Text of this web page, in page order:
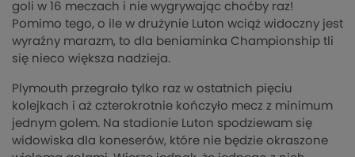
goli w 16 meczach i nie wygrywając choćby raz!
Pomimo tego, o ile w drużynie Luton wciąż widoczny jest
wyraźny marazm, to dla beniaminka Championship tli
się nieco większa nadzieja.
Plymouth przegrało tylko raz w ostatnich pięciu
kolejkach i aż czterokrotnie kończyło mecz z minimum
jednym golem. Na stadionie Luton spodziewam się
widowiska dla koneserów, które nie będzie okraszone